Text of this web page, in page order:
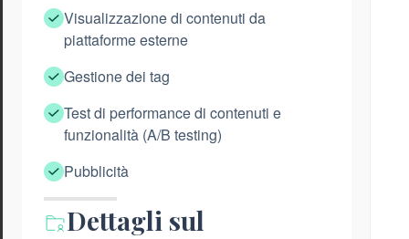
Visualizzazione di contenuti da
piattaforme esterne
Gestione dei tag
Test di performance di contenuti e
funzionalità (A/B testing)
Pubblicità
Dettagli sul